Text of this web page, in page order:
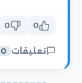
0
0
تعليقات 0